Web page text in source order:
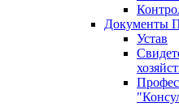
Документы
Устав